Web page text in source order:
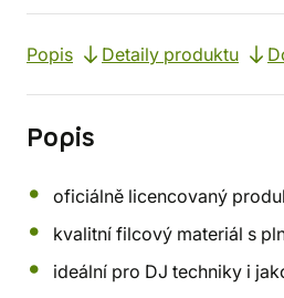
Popis Detaily produktu
Popis
oficiálně licencovaný
kvalitní filcový materiál s
ideální pro DJ techniky i